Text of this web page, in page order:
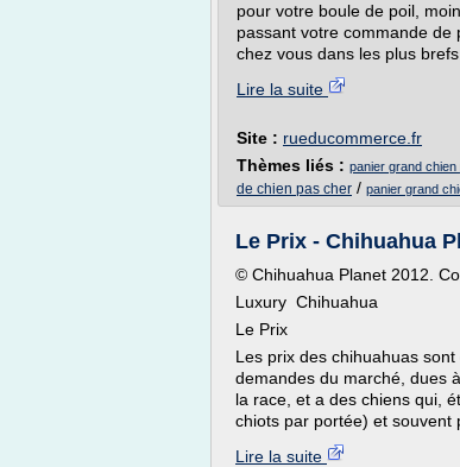
pour votre boule de poil,
passant votre commande
chez vous dans les plus
Lire la suite
Site : rueducommerce.fr
Thèmes liés : panier grand
de chien pas cher / panier grand
Le Prix - Chihuahua
© Chihuahua Planet 2012.
Luxury Chihuahua
Le Prix
Les prix des chihuahuas
demandes du marché, dues
la race, et a des chiens qui,
chiots par portée) et souvent
Lire la suite